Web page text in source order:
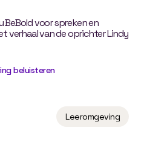
BeBold voor spreken en
verhaal van de oprichter Lindy
beluisteren
Leeromgeving